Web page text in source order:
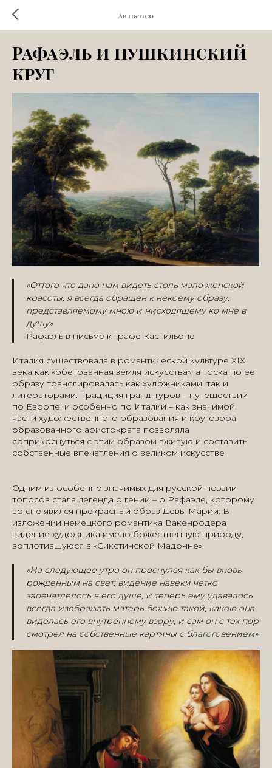
Artistico
Рафаэль и пушкинский
круг
«Оттого что дано нам видеть столь мало женской
красоты, я всегда обращен к некоему образу,
представляемому мною и нисходящему ко мне в
душу»
Рафаэль в письме к графе Кастильоне
Италия существовала в романтической культуре XIX
века как «обетованная земля искусства», а тоска по ее
образу транслировалась как художниками, так и
литераторами. Традиция гранд-туров – путешествий
по Европе, и особенно по Италии – как значимой
части художественного образования и кругозора
образованного аристократа позволяла
соприкоснуться с этим образом вживую и составить
собственные впечатления о великом искусстве
Одним из особенно значимых для русской поэзии
топосов стала легенда о гении – о Рафаэле, которому
во сне явился прекрасный образ Девы Марии. В
изложении немецкого романтика Вакенродера
видение художника имело божественную природу,
воплотившуюся в «Сикстинской Мадонне»:
«На следующее утро он проснулся как бы вновь
рожденным на свет; видение навеки четко
запечатлелось в его душе, и теперь ему удавалось
всегда изображать матерь божию такой, какою она
виделась его внутреннему взору, и сам он с тех пор
смотрел на собственные картины с благоговением».